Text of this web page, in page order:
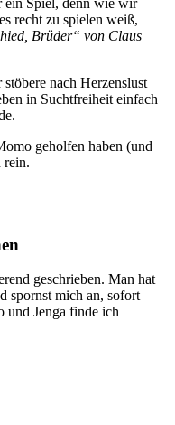
ein Spiel, denn wie wir
recht zu spielen weiß,
Brüder“ von Claus
nach Herzenslust
in Suchtfreiheit einfach
geholfen haben (und
rein.
geschrieben. Man hat
spornst mich an, sofort
und Jenga finde ich